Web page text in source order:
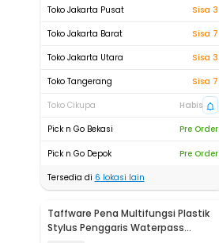
Toko Jakarta Pusat
Sisa 3
Toko Jakarta Barat
Sisa 7
Toko Jakarta Utara
Sisa 3
Toko Tangerang
Sisa 7
Toko Cikupa
Habis
Pick n Go Bekasi
Pre Order
Pick n Go Depok
Pre Order
Tersedia di 6 lokasi lain
Taffware Pena Multifungsi Plastik
Stylus Penggaris Waterpass